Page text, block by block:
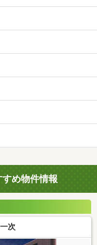
め物件情報
次